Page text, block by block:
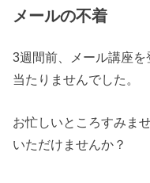
メールの不着
3週間前、メール講座
当たりませんでした。
お忙しいところすみま
いただけませんか？